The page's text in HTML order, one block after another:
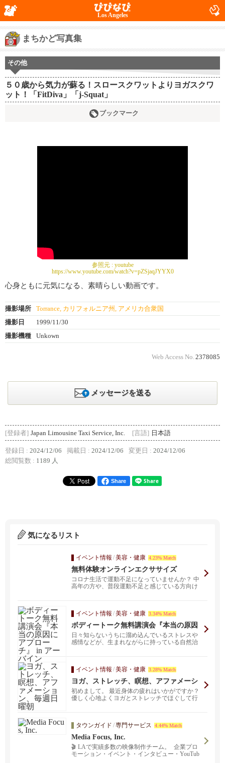
Los Angeles
まちかど写真集
その他
５０歳から気力が蘇る！スロースクワットよりヨガスクワ
ット！「FitDiva」「j-Squat」
ブックマーク
参照元 : youtube
https://www.youtube.com/watch?v=pZSjaqJYYX0
心身ともに元気になる、素晴らしい動画です。
撮影場所
Torrance, カリフォルニア州, アメリカ合衆国
撮影日
1999/11/30
撮影機種
Unkown
Web Access No. 2378085
メッセージを送る
[登録者] Japan Limousine Taxi Service, Inc. [言語] 日本語
登録日 : 2024/12/06 掲載日 : 2024/12/06 変更日 : 2024/12/06
総閲覧数 : 1189 人
Share
気になるリスト
イベント情報 /美容・健康 4.23% Match
無料体験オンラインエクササイズ
コロナ生活で運動不足になっていませんか？ 中
高年の方や、普段運動不足と感じている方向け
イベント情報 /美容・健康 3.34% Match
ボディートーク無料講演会『本当の原因
にアプローチ』 in アーバイン
日々知らないうちに溜め込んでいるストレスや
感情などが、生まれながらに持っている自然治
イベント情報 /美容・健康 3.28% Match
ヨガ、ストレッチ、瞑想、アファメーシ
ョン、毎週日曜朝
初めまして。 最近身体の疲れはいかがですか？
優しく心地よくヨガとストレッチでほぐして行
タウンガイド /専門サービス 4.44% Match
Media Focus, Inc.
🎬 LAで実績多数の映像制作チーム。 企業プロ
モーション・イベント・インタビュー・YouTub